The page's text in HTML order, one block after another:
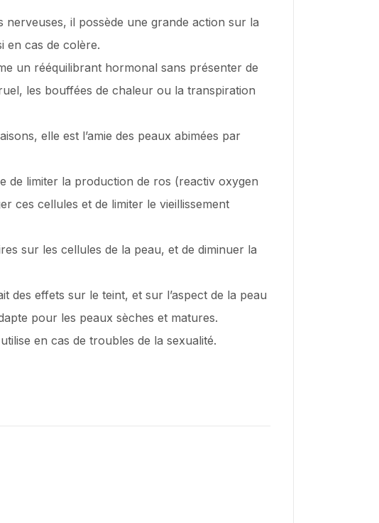
nerveuses, il possède une grande action sur la
en cas de colère.
un rééquilibrant hormonal sans présenter de
les bouffées de chaleur ou la transpiration
elle est l’amie des peaux abimées par
de limiter la production de ros (reactiv oxygen
ces cellules et de limiter le vieillissement
sur les cellules de la peau, et de diminuer la
des effets sur le teint, et sur l’aspect de la peau
pour les peaux sèches et matures.
en cas de troubles de la sexualité.